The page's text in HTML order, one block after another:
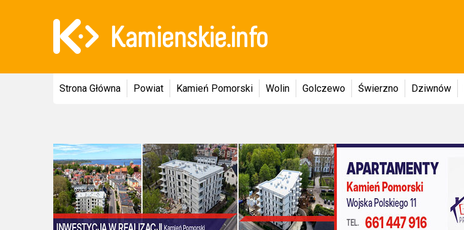
Strona Główna Powiat Kamień Pomorski Wolin Golczewo Świerzno Dziwnów